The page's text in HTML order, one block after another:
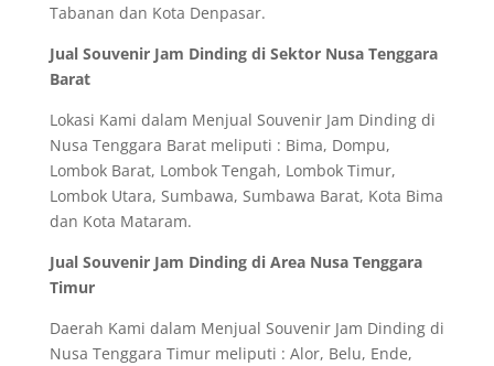
Tabanan dan Kota Denpasar.
Jual Souvenir Jam Dinding di Sektor Nusa Tenggara
Barat
Lokasi Kami dalam Menjual Souvenir Jam Dinding di
Nusa Tenggara Barat meliputi : Bima, Dompu,
Lombok Barat, Lombok Tengah, Lombok Timur,
Lombok Utara, Sumbawa, Sumbawa Barat, Kota Bima
dan Kota Mataram.
Jual Souvenir Jam Dinding di Area Nusa Tenggara
Timur
Daerah Kami dalam Menjual Souvenir Jam Dinding di
Nusa Tenggara Timur meliputi : Alor, Belu, Ende,